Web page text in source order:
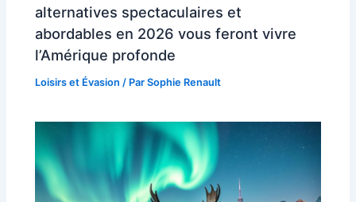
alternatives spectaculaires et
abordables en 2026 vous feront vivre
l’Amérique profonde
Loisirs et Évasion / ParSophie Renault